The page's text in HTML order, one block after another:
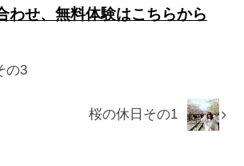
わせ、無料体験はこちらから
の3
桜の休日その1